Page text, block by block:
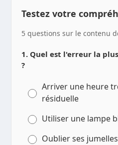
Testez votre
5 questions sur le contenu
1. Quel est l'erreur la
?
Arriver une heure
résiduelle
Utiliser une lampe
Oublier ses